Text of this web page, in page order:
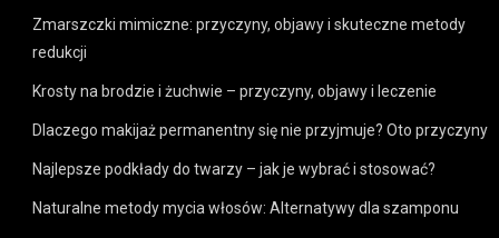
Zmarszczki mimiczne: przyczyny, objawy i skuteczne metody
redukcji
Krosty na brodzie i żuchwie – przyczyny, objawy i leczenie
Dlaczego makijaż permanentny się nie przyjmuje? Oto przyczyny
Najlepsze podkłady do twarzy – jak je wybrać i stosować?
Naturalne metody mycia włosów: Alternatywy dla szamponu